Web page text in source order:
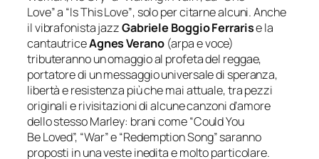
Love”a “IsThisLove”, solo per citarne alcuni. Anche
il vibrafonista jazzGabriele Boggio Ferrarise la
cantautriceAgnes Verano(arpa e voce)
tributeranno un omaggio al profeta del reggae,
portatore di un messaggio universale di speranza,
libertà e resistenza più che mai attuale, tra pezzi
originali e rivisitazioni di alcune canzoni d’amore
dello stesso Marley: brani come“CouldYou
BeLoved”, “War” e “RedemptionSong”saranno
proposti in una veste inedita e molto particolare.